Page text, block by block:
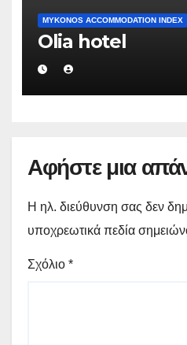
MYKONOS ACCOMMODATION INDEX
Olia hotel
Αφήστε μια
Η ηλ. διεύθυνση σας δεν
υποχρεωτικά πεδία
Σχόλιο *